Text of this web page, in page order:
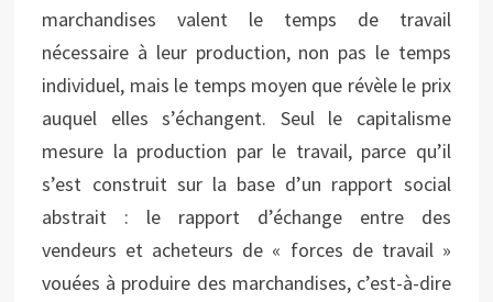
marchandises valent le temps de travail
nécessaire à leur production, non pas le temps
individuel, mais le temps moyen que révèle le prix
auquel elles s’échangent. Seul le capitalisme
mesure la production par le travail, parce qu’il
s’est construit sur la base d’un rapport social
abstrait : le rapport d’échange entre des
vendeurs et acheteurs de « forces de travail »
vouées à produire des marchandises, c’est-à-dire